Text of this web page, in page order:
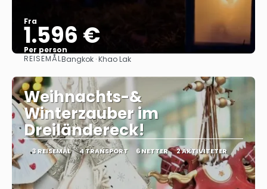
Fra
1.596 €
Per person
Se
REISEMÅLBangkok · Khao Lak
Weihnachts-&
Winterzauber im
Dreiländereck!
3 REISEMÅL 4 TRANSPORT 6 NETTER 2 AKTIVITETER